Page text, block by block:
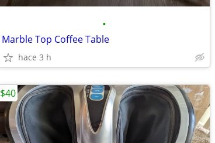
•
Marble Top Coffee Table
hace 3 h
$40